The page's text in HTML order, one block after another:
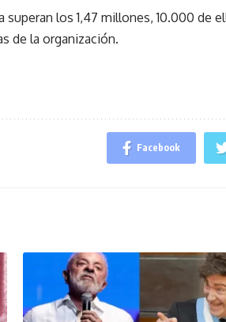
superan los 1,47 millones, 10.000 de
de la organización.
Facebook